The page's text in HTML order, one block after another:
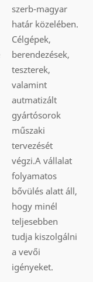
szerb-magyar
határ közelében.
Célgépek,
berendezések,
teszterek,
valamint
autmatizált
gyártósorok
műszaki
tervezését
végzi.A vállalat
folyamatos
bővülés alatt áll,
hogy minél
teljesebben
tudja kiszolgálni
a vevői
igényeket.